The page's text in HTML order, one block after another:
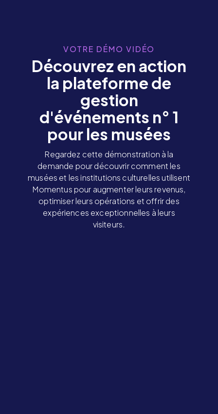
VOTRE DÉMO VIDÉO
Découvrez en action
la plateforme de
gestion
d'événements n° 1
pour les musées
Regardez cette démonstration à la
demande pour découvrir comment les
musées et les institutions culturelles utilisent
Momentus pour augmenter leurs revenus,
optimiser leurs opérations et offrir des
expériences exceptionnelles à leurs
visiteurs.